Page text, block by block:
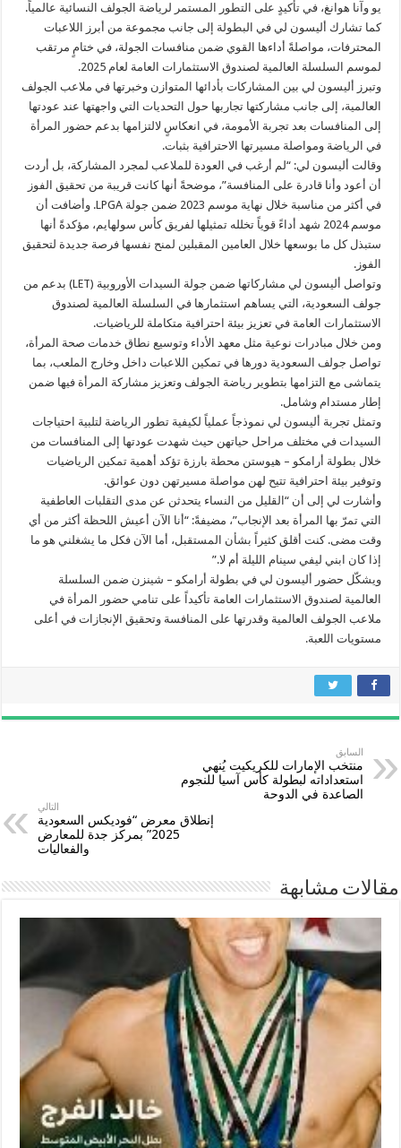
يو وآنا هوانغ، في تأكيدٍ على التطور المستمر لرياضة الجولف النسائية عالمياً.
كما تشارك أليسون لي في البطولة إلى جانب مجموعة من أبرز اللاعبات
المحترفات، مواصلةً أداءها القوي ضمن منافسات الجولة، في ختامٍ مرتقب
لموسم السلسلة العالمية لصندوق الاستثمارات العامة لعام 2025.
وتبرز أليسون لي بين المشاركات بأدائها المتوازن وخبرتها في ملاعب الجولف
العالمية، إلى جانب مشاركتها تجاربها حول التحديات التي واجهتها عند عودتها
إلى المنافسات بعد تجربة الأمومة، في انعكاسٍ لالتزامها بدعم حضور المرأة
في الرياضة ومواصلة مسيرتها الاحترافية بثبات.
وقالت أليسون لي: “لم أرغب في العودة للملاعب لمجرد المشاركة، بل أردت
أن أعود وأنا قادرة على المنافسة”، موضحةً أنها كانت قريبة من تحقيق الفوز
في أكثر من مناسبة خلال نهاية موسم 2023 ضمن جولة LPGA. وأضافت أن
موسم 2024 شهد أداءً قوياً تخلله تمثيلها لفريق كأس سولهايم، مؤكدةً أنها
ستبذل كل ما بوسعها خلال العامين المقبلين لمنح نفسها فرصة جديدة لتحقيق
الفوز.
وتواصل أليسون لي مشاركاتها ضمن جولة السيدات الأوروبية (LET) بدعم من
جولف السعودية، التي يساهم استثمارها في السلسلة العالمية لصندوق
الاستثمارات العامة في تعزيز بيئة احترافية متكاملة للرياضيات.
ومن خلال مبادرات نوعية مثل معهد الأداء وتوسيع نطاق خدمات صحة المرأة،
تواصل جولف السعودية دورها في تمكين اللاعبات داخل وخارج الملعب، بما
يتماشى مع التزامها بتطوير رياضة الجولف وتعزيز مشاركة المرأة فيها ضمن
إطار مستدام وشامل.
وتمثل تجربة أليسون لي نموذجاً عملياً لكيفية تطور الرياضة لتلبية احتياجات
السيدات في مختلف مراحل حياتهن حيث شهدت عودتها إلى المنافسات من
خلال بطولة أرامكو – هيوستن محطة بارزة تؤكد أهمية تمكين الرياضيات
وتوفير بيئة احترافية تتيح لهن مواصلة مسيرتهن دون عوائق.
وأشارت لي إلى أن “القليل من النساء يتحدثن عن مدى التقلبات العاطفية
التي تمرّ بها المرأة بعد الإنجاب”، مضيفةً: “أنا الآن أعيش اللحظة أكثر من أي
وقت مضى. كنت أقلق كثيراً بشأن المستقبل، أما الآن فكل ما يشغلني هو ما
إذا كان ابني ليفي سينام الليلة أم لا.”
ويشكّل حضور أليسون لي في بطولة أرامكو – شينزن ضمن السلسلة
العالمية لصندوق الاستثمارات العامة تأكيداً على تنامي حضور المرأة في
ملاعب الجولف العالمية وقدرتها على المنافسة وتحقيق الإنجازات في أعلى
مستويات اللعبة.
السابق
منتخب الإمارات للكريكيت يُنهي
استعداداته لبطولة كأس آسيا للنجوم
الصاعدة في الدوحة
التالي
إنطلاق معرض “فوديكس السعودية
2025” بمركز جدة للمعارض
والفعاليات
مقالات مشابهة